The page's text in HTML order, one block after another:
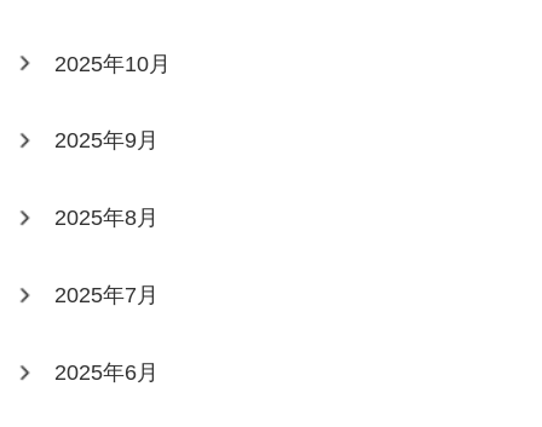
2025年10月
2025年9月
2025年8月
2025年7月
2025年6月